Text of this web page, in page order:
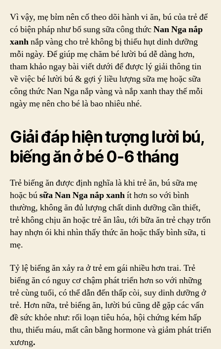
Vì vậy, mẹ bỉm nên cố theo dõi hành vi ăn, bú của trẻ để
có biện pháp như bổ sung sữa công thứcNan Nga nắp
xanhnắp vàng cho trẻ không bị thiếu hụt dinh dưỡng
mỗi ngày. Để giúp mẹ chăm bé lười bú dễ dàng hơn,
tham khảo ngay bài viết dưới để được lý giải thông tin
về việc bé lười bú & gợi ý liều lượng sữa mẹ hoặc sữa
công thức Nan Nga nắp vàng và nắp xanh thay thế mỗi
ngày mẹ nên cho bé là bao nhiêu nhé.
Giải đáp hiện tượng lười bú,
biếng ăn ở bé 0-6 tháng
Trẻ biếng ăn được định nghĩa là khi trẻ ăn, bú sữa mẹ
hoặc búsữa Nan Nga nắp xanhít hơn so với bình
thường, không ăn đủ lượng chất dinh dưỡng cần thiết,
trẻ không chịu ăn hoặc trẻ ăn lâu, tới bữa ăn trẻ chạy trốn
hay nhợn ói khi nhìn thấy thức ăn hoặc thấy bình sữa, ti
mẹ.
Tỷ lệ biếng ăn xảy ra ở trẻ em gái nhiều hơn trai. Trẻ
biếng ăn có nguy cơ chậm phát triển hơn so với những
trẻ cùng tuổi, có thể dẫn đến thấp còi, suy dinh dưỡng ở
trẻ. Hơn nữa, trẻ biếng ăn, lười bú cũng dễ gặp các vấn
đề sức khỏe như: rối loạn tiêu hóa, hội chứng kém hấp
thu, thiếu máu, mất cân bằng hormone và giảm phát triển
xương.